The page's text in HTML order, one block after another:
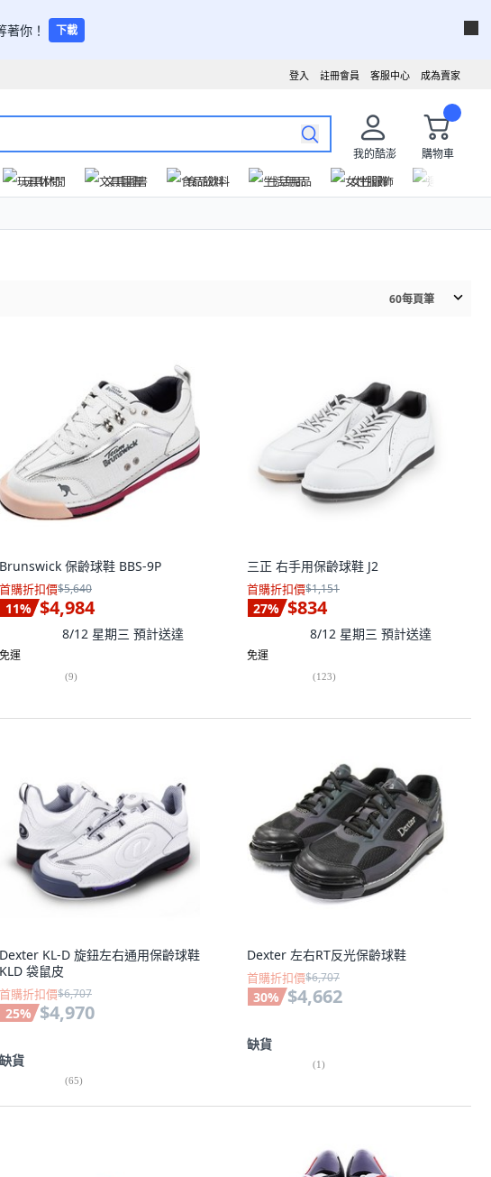
你！ 下載
成為賣家
客服中心
註冊會員
登入
我的酷澎
購物車
玩具休閒 文具圖書 食品飲料 生活用品 女性服飾
60每頁筆
Brunswick 保齡球鞋 BBS-9P
首購折扣價$5,640
11% $4,984
8/12 星期三 預計送達
免運
(9)
三正 右手用保齡球鞋 J2
首購折扣價$1,151
27% $834
8/12 星期三 預計送達
免運
(123)
Dexter KL-D 旋鈕左右通用保齡球鞋
KLD 袋鼠皮
首購折扣價$6,707
25% $4,970
缺貨
(65)
Dexter 左右RT反光保齡球鞋
首購折扣價$6,707
30% $4,662
缺貨
(1)